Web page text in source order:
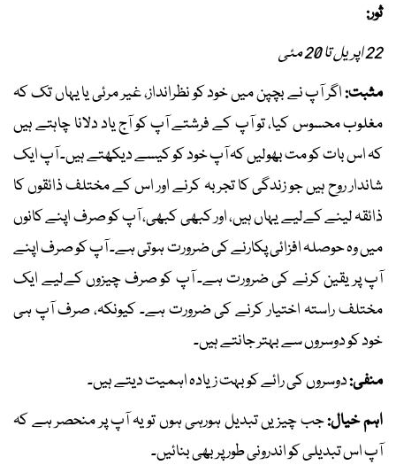
ثور:
22 اپریل تا 20 مئی
مثبت:اگر آپ نے بچپن میں خود کو نظرانداز، غیر مرئی یا یہاں تک کہ
مغلوب محسوس کیا، تو آپ کے فرشتے آپ کو آج یاد دلانا چاہتے ہیں
کہ اس بات کو مت بھولیں کہ آپ خود کو کیسے دیکھتے ہیں۔ آپ ایک
شاندار روح ہیں جو زندگی کا تجربہ کرنے اور اس کے مختلف ذائقوں کا
ذائقہ لینے کےلیے یہاں ہیں، اور کبھی کبھی، آپ کو صرف اپنے کانوں
میں وہ حوصلہ افزائی پکارنے کی ضرورت ہوتی ہے۔ آپ کو صرف اپنے
آپ پر یقین کرنے کی ضرورت ہے۔ آپ کو صرف چیزوں کےلیے ایک
مختلف راستہ اختیار کرنے کی ضرورت ہے۔ کیونکہ، صرف آپ ہی
خود کو دوسروں سے بہتر جانتے ہیں۔
منفی:دوسروں کی رائے کو بہت زیادہ اہمیت دیتے ہیں۔
اہم خیال:جب چیزیں تبدیل ہورہی ہوں تو یہ آپ پر منحصر ہے کہ
آپ اس تبدیلی کو اندرونی طور پر بھی بنائیں۔